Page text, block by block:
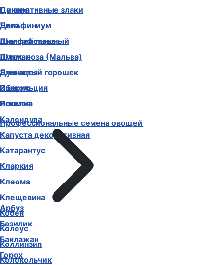
Декоративные злаки
Дельфиниум
Диморфотека
Дурман
Душистый горошек
Иберис
Ипомея
Календула
Капуста декоративная
Катарантус
Кларкия
Клеома
Клещевина
Кобея
Колеус
Коллинзия
Колокольчик
Цинния
Чина
Шалфей пышный
Шток-роза (Мальва)
Эхинацея
Эшшольция
Ясколка
Профессиональные семена овощей
Арбуз
Базилик
Баклажан
Горох